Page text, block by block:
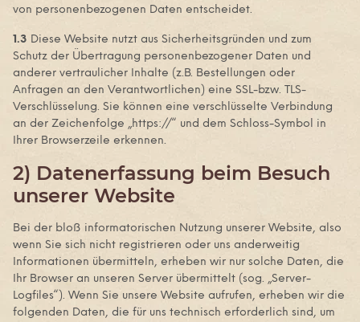
von personenbezogenen Daten entscheidet.
1.3 Diese Website nutzt aus Sicherheitsgründen und zum
Schutz der Übertragung personenbezogener Daten und
anderer vertraulicher Inhalte (z.B. Bestellungen oder
Anfragen an den Verantwortlichen) eine SSL-bzw. TLS-
Verschlüsselung. Sie können eine verschlüsselte Verbindung
an der Zeichenfolge „https://“ und dem Schloss-Symbol in
Ihrer Browserzeile erkennen.
2) Datenerfassung beim Besuch
unserer Website
Bei der bloß informatorischen Nutzung unserer Website, also
wenn Sie sich nicht registrieren oder uns anderweitig
Informationen übermitteln, erheben wir nur solche Daten, die
Ihr Browser an unseren Server übermittelt (sog. „Server-
Logfiles“). Wenn Sie unsere Website aufrufen, erheben wir die
folgenden Daten, die für uns technisch erforderlich sind, um